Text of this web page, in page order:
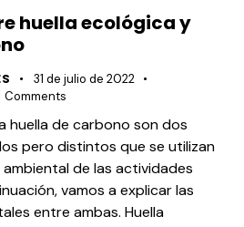
huella ecológica y
31 de julio de 2022
Comments
huella de carbono son dos
pero distintos que se utilizan
de las actividades
vamos a explicar las
entre ambas. Huella